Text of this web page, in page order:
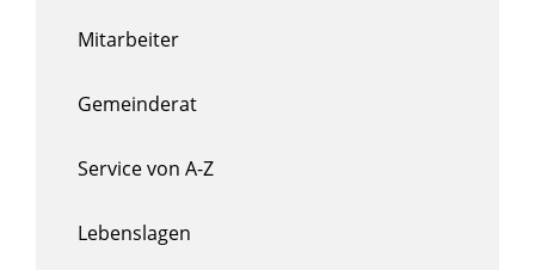
Mitarbeiter
Gemeinderat
Service von A-Z
Lebenslagen